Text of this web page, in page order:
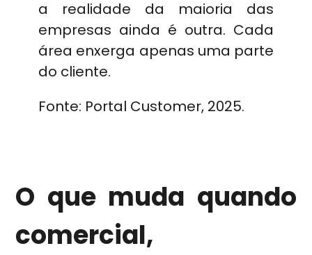
a realidade da maioria das
empresas ainda é outra. Cada
área enxerga apenas uma parte
do cliente.
Fonte: Portal Customer, 2025.
O que muda quando
comercial,